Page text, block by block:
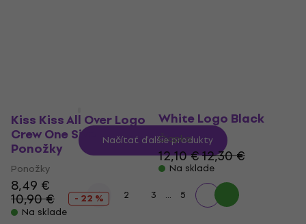
Kiss Kiss All Over Logo
Crew One Size
Ponožky
Ponožky
8,49 €
10,90 €
- 22 %
Na sklade
White Logo Black
Čiapka
12,10 €12,30 €
Na sklade
Načítať ďalšie produkty
1 2 3 ... 5